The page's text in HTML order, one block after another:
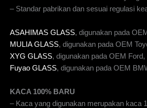
– Standar pabrikan dan sesuai regulasi
ASAHIMAS GLASS, digunakan pada
MULIA GLASS, digunakan pada OEM
XYG GLASS, digunakan pada OEM
Fuyao GLASS, digunakan pada OEM
KACA 100% BARU
– Kaca yang digunakan merupakan kaca